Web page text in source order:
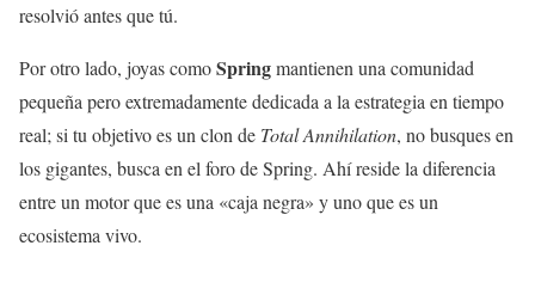
resolvió antes que tú.
Por otro lado, joyas comoSpringmantienen una comunidad
pequeña pero extremadamente dedicada a la estrategia en tiempo
real; si tu objetivo es un clon de Total Annihilation, no busques en
los gigantes, busca en el foro de Spring. Ahí reside la diferencia
entre un motor que es una «caja negra» y uno que es un
ecosistema vivo.